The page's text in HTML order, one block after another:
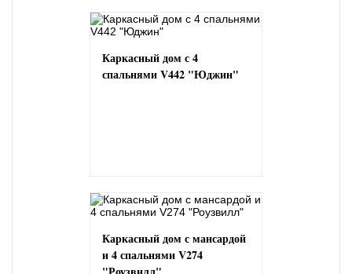
Каркасный дом с 4
спальнями V442 "Юджин"
Каркасный дом с мансардой
и 4 спальнями V274